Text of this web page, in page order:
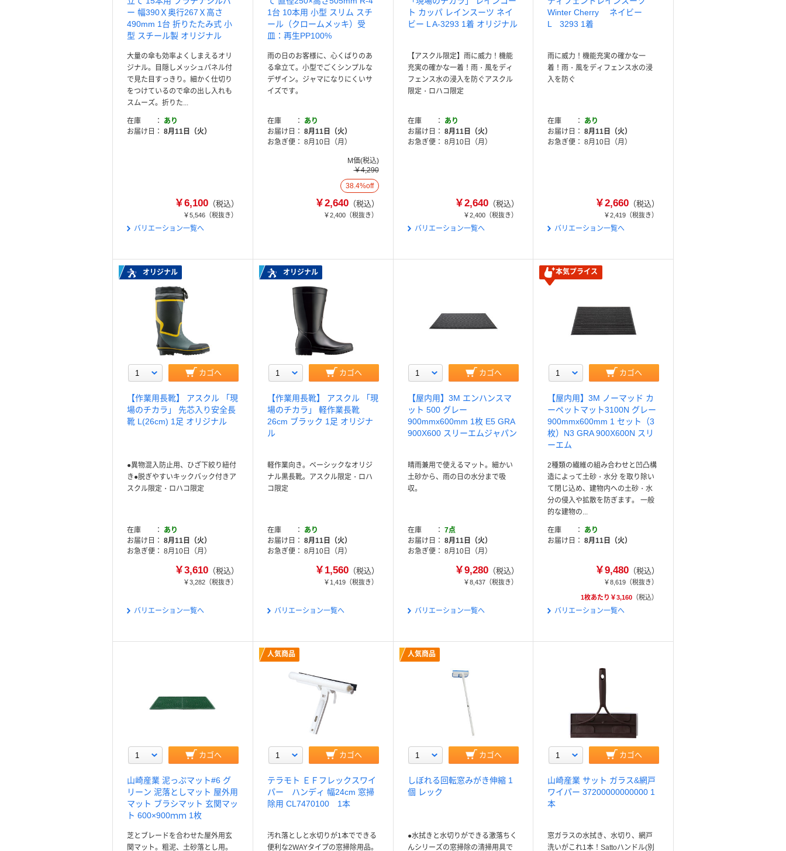
ー 幅390Ｘ奥行267Ｘ高さ
490mm 1台 折りたたみ式 小
型 スチール製 オリジナル
大量の傘も効率よくしまえるオリ
ジナル。目隠しメッシュパネル付
で見た目すっきり。細かく仕切り
をつけているので傘の出し入れも
スムーズ。折りた...
在庫
あり
お届け日
8月11日（火）
￥6,100（税込）
￥5,546（税抜き）
バリエーション一覧へ
1台 10本用 小型 スリム スチ
ール（クロームメッキ）受
皿：再生PP100%
雨の日のお客様に、心くばりのあ
る傘立て。小型でごくシンプルな
デザイン。ジャマになりにくいサ
イズです。
在庫
あり
お届け日
8月11日（火）
お急ぎ便
8月10日（月）
M価(税込)
￥4,290
38.4%off
￥2,640（税込）
￥2,400（税抜き）
ト カッパ レインスーツ ネイ
ビー L A-3293 1着 オリジナル
【アスクル限定】雨に威力！機能
充実の確かな一着！雨・風をディ
フェンス水の浸入を防ぐアスクル
限定・ロハコ限定
在庫
あり
お届け日
8月11日（火）
お急ぎ便
8月10日（月）
￥2,640 （税込）
￥2,400 （税抜き）
バリエーション一覧へ
Winter Cherry ネイビー
L 3293 1着
雨に威力！機能充実の確かな一
着！雨・風をディフェンス水の浸
入を防ぐ
在庫
あり
お届け日
8月11日（火）
お急ぎ便
8月10日（月）
￥2,660 （税込）
￥2,419 （税抜き）
バリエーション一覧へ
オリジナル
カゴへ
【作業用長靴】 アスクル 「現
場のチカラ」 先芯入り安全長
靴 L(26cm) 1足 オリジナル
●異物混入防止用、ひざ下絞り紐付
き●脱ぎやすいキックバック付きア
スクル限定・ロハコ限定
在庫
あり
お届け日
8月11日（火）
お急ぎ便
8月10日（月）
￥3,610（税込）
￥3,282（税抜き）
バリエーション一覧へ
オリジナル
カゴへ
【作業用長靴】 アスクル 「現
場のチカラ」 軽作業長靴
26cm ブラック 1足 オリジナ
ル
軽作業向き。ベーシックなオリジ
ナル黒長靴。アスクル限定・ロハ
コ限定
在庫
あり
お届け日
8月11日（火）
お急ぎ便
8月10日（月）
￥1,560（税込）
￥1,419（税抜き）
バリエーション一覧へ
カゴへ
【屋内用】3M エンハンスマ
ット 500 グレー
900mmx600mm 1枚 E5 GRA
900X600 スリーエムジャパン
晴雨兼用で使えるマット。細かい
土砂から、雨の日の水分まで吸
収。
在庫
7点
お届け日
8月11日（火）
お急ぎ便
8月10日（月）
￥9,280 （税込）
￥8,437 （税抜き）
バリエーション一覧へ
本気プライス
カゴへ
【屋内用】3M ノーマッド カ
ーペットマット3100N グレー
900mmx600mm 1 セット（3
枚）N3 GRA 900X600N スリ
ーエム
2種類の繊維の組み合わせと凹凸構
造によって土砂・水分 を取り除い
て閉じ込め、建物内への土砂・水
分の侵入や拡散を防ぎます。 一般
的な建物の...
在庫
あり
お届け日
8月11日（火）
￥9,480 （税込）
￥8,619 （税抜き）
1枚あたり￥3,160 （税込）
バリエーション一覧へ
カゴへ
山崎産業 泥っぷマット#6 グ
リーン 泥落としマット 屋外用
マット ブラシマット 玄関マッ
ト 600×900ｍｍ 1枚
芝とブレードを合わせた屋外用玄
関マット。粗泥、土砂落とし用。
人気商品
カゴへ
テラモト ＥＦフレックスワイ
パー ハンディ 幅24cm 窓掃
除用 CL7470100 1本
汚れ落としと水切りが1本でできる
便利な2WAYタイプの窓掃除用品。
人気商品
カゴへ
しぼれる回転窓みがき伸縮 1
個 レック
●水拭きと水切りができる激落ちく
んシリーズの窓掃除の清掃用具で
カゴへ
山崎産業 サット ガラス&網戸
ワイパー 37200000000000 1
本
窓ガラスの水拭き、水切り、網戸
洗いがこれ1本！Sattoハンドル(別